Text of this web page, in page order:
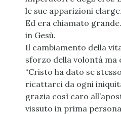
le sue apparizioni
Ed era chiamato
in Gesù.
Il cambiamento della
sforzo della volontà ma
“Cristo ha dato se
ricattarci da ogni
grazia così caro
vissuto in prima